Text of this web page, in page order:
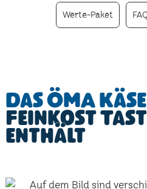
Werte-Paket
Das ÖMA
Feinkost
enthält